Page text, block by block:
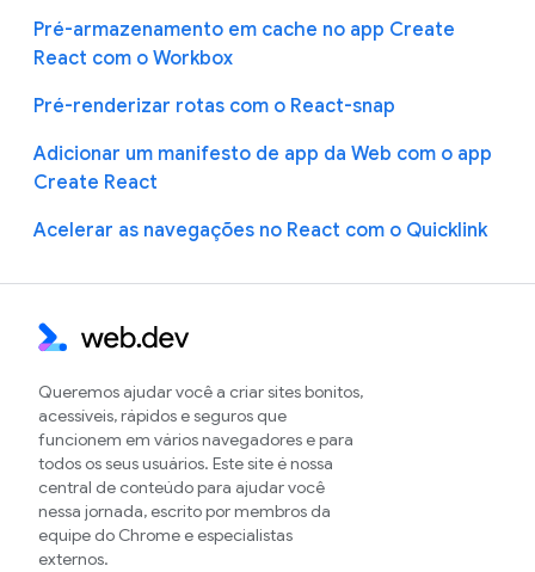
Pré-armazenamento em cache no app Create
React com o Workbox
Pré-renderizar rotas com o React-snap
Adicionar um manifesto de app da Web com o app
Create React
Acelerar as navegações no React com o Quicklink
Queremos ajudar você a criar sites bonitos,
acessíveis, rápidos e seguros que
funcionem em vários navegadores e para
todos os seus usuários. Este site é nossa
central de conteúdo para ajudar você
nessa jornada, escrito por membros da
equipe do Chrome e especialistas
externos.